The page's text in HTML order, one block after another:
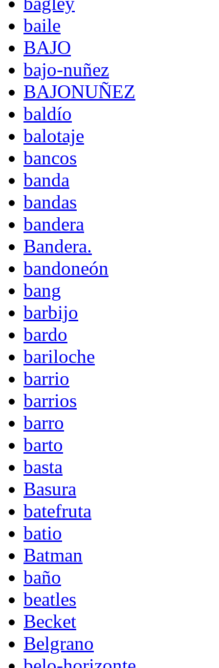
baile
BAJO
bajo-nuñez
BAJONUÑEZ
baldío
balotaje
bancos
banda
bandas
bandera
Bandera.
bandoneón
bang
barbijo
bardo
bariloche
barrio
barrios
barro
barto
basta
Basura
batefruta
batio
Batman
baño
beatles
Becket
Belgrano